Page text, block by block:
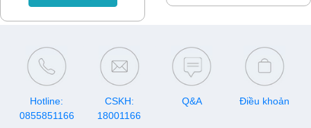
sẽ cung cấp thêm thông tin
của gói cước.
Hotline:
0855851166
CSKH:
18001166
Q&A Điều khoản